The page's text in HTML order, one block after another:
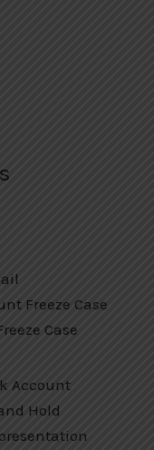
Freeze Case
Case
Account
Hold